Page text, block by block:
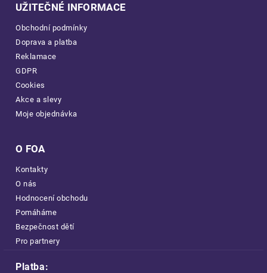
UŽITEČNÉ INFORMACE
Obchodní podmínky
Doprava a platba
Reklamace
GDPR
Cookies
Akce a slevy
Moje objednávka
O FOA
Kontakty
O nás
Hodnocení obchodu
Pomáháme
Bezpečnost dětí
Pro partnery
Platba: